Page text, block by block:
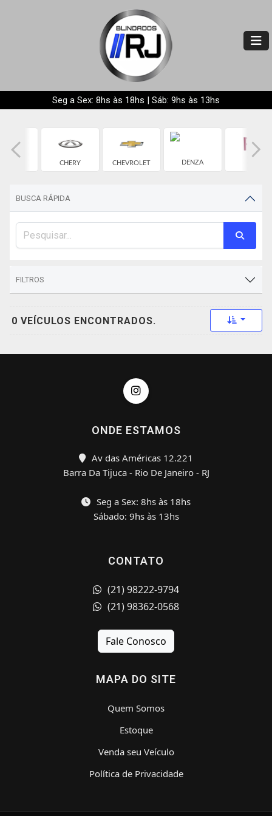
Seg a Sex: 8hs às 18hs | Sáb: 9hs às 13hs
BYD
CHERY
CHEVROLET DENZA
BUSCA RÁPIDA
FILTROS
0 VEÍCULOS ENCONTRADOS. Toggle
ONDE ESTAMOS
Av das Américas 12.221
Barra Da Tijuca - Rio De Janeiro - RJ
Seg a Sex: 8hs às 18hs
Sábado: 9hs às 13hs
CONTATO
(21) 98222-9794
(21) 98362-0568
Fale Conosco
MAPA DO SITE
Quem Somos
Estoque
Venda seu Veículo
Política de Privacidade